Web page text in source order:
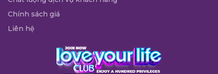
Chính sách giá
Liên hệ